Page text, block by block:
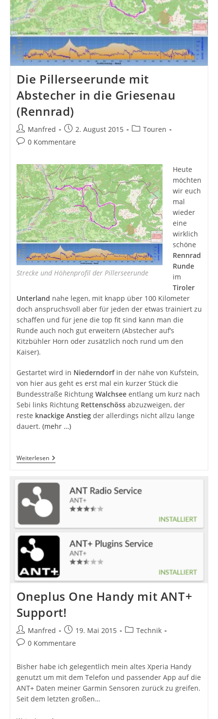
Die Pillerseerunde mit
Abstecher in die Griesenau
(Rennrad)
Beitrags-
Autor:
Manfred
Beitrag
veröffentlicht:
2. August 2015
Beitrags-
Touren
Beitrags-
0 Kommentare
Strecke und Höhenprofil der Pillerseerunde
Heute
möchten
wir euch
mal
wieder
eine
wirklich
schöne
Rennrad
Runde
im
Tiroler
Unterland nahe legen, mit knapp über 100 Kilometer
doch anspruchsvoll aber für jeden der etwas trainiert zu
schaffen und für jene die top fit sind kann man die
Runde auch noch gut erweitern (Abstecher auf’s
Kitzbühler Horn oder zusätzlich noch rund um den
Kaiser).
Gestartet wird in Niederndorfin der nähe von Kufstein,
von hier aus geht es erst mal ein kurzer Stück die
Bundesstraße Richtung Walchseeentlang um kurz nach
Sebi links Richtung Rettenschössabzuzweigen, der
reste knackige Anstiegder allerdings nicht allzu lange
dauert. (mehr …)
WeiterlesenDie
Pillerseerunde
Abstecher
Griesenau
(Rennrad)
Oneplus One Handy mit ANT+
Support!
Beitrags-
Autor:
Manfred
Beitrag
veröffentlicht:
19. Mai 2015
Beitrags-
Technik
Beitrags-
0 Kommentare
Bisher habe ich gelegentlich mein altes Xperia Handy
genutzt um mit dem Telefon und passender App auf die
ANT+ Daten meiner Garmin Sensoren zurück zu greifen.
Seit dem letzten großen…